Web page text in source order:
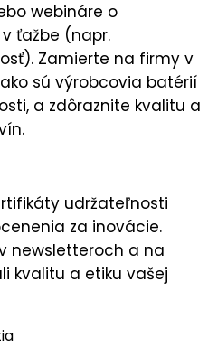
webináre o
v ťažbe (napr.
Zamierte na firmy v
sú výrobcovia batérií
a zdôraznite kvalitu a
udržateľnosti
za inovácie.
newsletteroch a na
kvalitu a etiku vašej